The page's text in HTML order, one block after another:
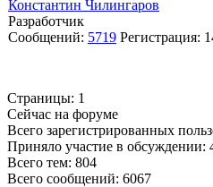
Константин Чилингаров
Разработчик
Сообщений: 5719 Регистрация:
Страницы: 1
Сейчас на форуме
Всего зарегистрированных
Приняло участие в обсуждении:
Всего тем: 804
Всего сообщений: 6067